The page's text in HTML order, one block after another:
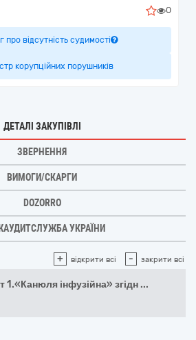
0
про відсутність судимості
корупційних порушників
ДЕТАЛІ ЗАКУПІВЛІ
ЗВЕРНЕННЯ
ВИМОГИ/СКАРГИ
DOZORRO
УКРАЇНИ
+ відкрити всі - закрити всі
1.«Канюля інфузійна» згідн ...